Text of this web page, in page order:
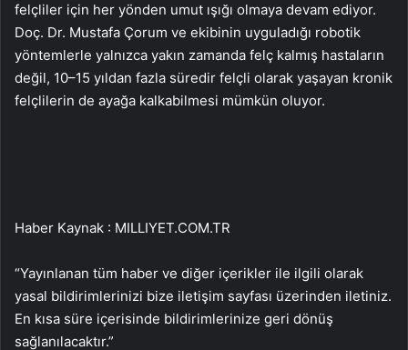
felçliler için her yönden umut ışığı olmaya devam ediyor.
Doç. Dr. Mustafa Çorum ve ekibinin uyguladığı robotik
yöntemlerle yalnızca yakın zamanda felç kalmış hastaların
değil, 10–15 yıldan fazla süredir felçli olarak yaşayan kronik
felçlilerin de ayağa kalkabilmesi mümkün oluyor.
Haber Kaynak : MILLIYET.COM.TR
“Yayınlanan tüm haber ve diğer içerikler ile ilgili olarak
yasal bildirimlerinizi bize iletişim sayfası üzerinden iletiniz.
En kısa süre içerisinde bildirimlerinize geri dönüş
sağlanılacaktır.”